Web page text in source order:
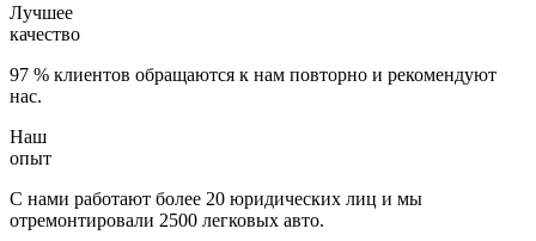
Лучшее
качество
97 % клиентов обращаются к нам повторно и рекомендуют
нас.
Наш
опыт
С нами работают более 20 юридических лиц и мы
отремонтировали 2500 легковых авто.